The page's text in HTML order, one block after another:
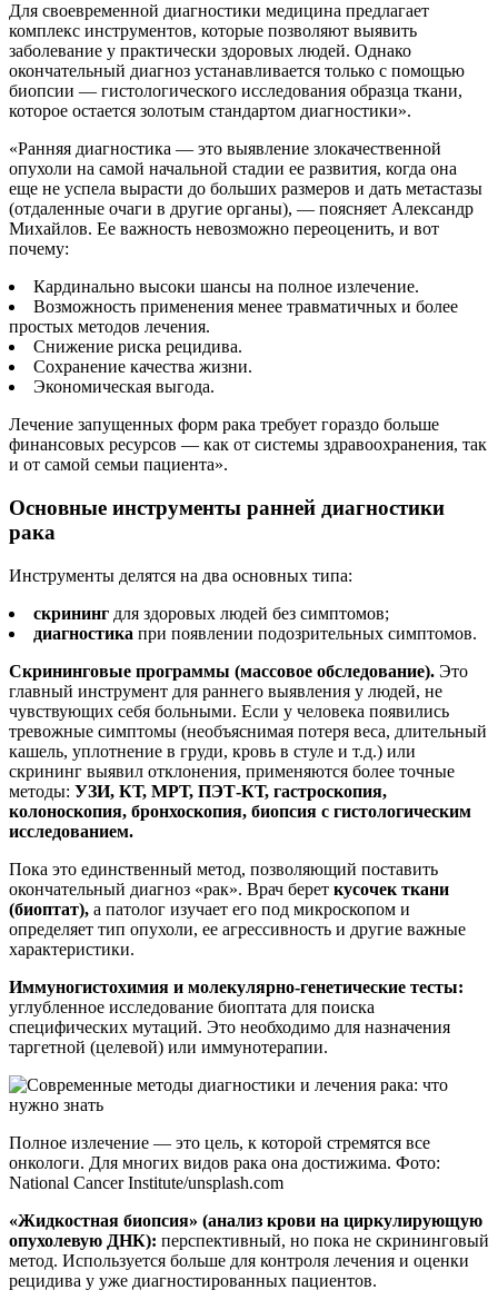
Для своевременной диагностики медицина предлагает
комплекс инструментов, которые позволяют выявить
заболевание у практически здоровых людей. Однако
окончательный диагноз устанавливается только с помощью
биопсии — гистологического исследования образца ткани,
которое остается золотым стандартом диагностики».
«Ранняя диагностика — это выявление злокачественной
опухоли на самой начальной стадии ее развития, когда она
еще не успела вырасти до больших размеров и дать метастазы
(отдаленные очаги в другие органы), — поясняет Александр
Михайлов. Ее важность невозможно переоценить, и вот
почему:
Кардинально высоки шансы на полное излечение.
Возможность применения менее травматичных и более
простых методов лечения.
Снижение риска рецидива.
Сохранение качества жизни.
Экономическая выгода.
Лечение запущенных форм рака требует гораздо больше
финансовых ресурсов — как от системы здравоохранения, так
и от самой семьи пациента».
Основные инструменты ранней диагностики
рака
Инструменты делятся на два основных типа:
скрининг для здоровых людей без симптомов;
диагностика при появлении подозрительных симптомов.
Скрининговые программы (массовое обследование). Это
главный инструмент для раннего выявления у людей, не
чувствующих себя больными. Если у человека появились
тревожные симптомы (необъяснимая потеря веса, длительный
кашель, уплотнение в груди, кровь в стуле и т.д.) или
скрининг выявил отклонения, применяются более точные
методы: УЗИ, КТ, МРТ, ПЭТ-КТ, гастроскопия,
колоноскопия, бронхоскопия, биопсия с гистологическим
исследованием.
Пока это единственный метод, позволяющий поставить
окончательный диагноз «рак». Врач берет кусочек ткани
(биоптат), а патолог изучает его под микроскопом и
определяет тип опухоли, ее агрессивность и другие важные
характеристики.
Иммуногистохимия и молекулярно-генетические тесты:
углубленное исследование биоптата для поиска
специфических мутаций. Это необходимо для назначения
таргетной (целевой) или иммунотерапии.
Полное излечение — это цель, к которой стремятся все
онкологи. Для многих видов рака она достижима. Фото:
National Cancer Institute/unsplash.com
«Жидкостная биопсия» (анализ крови на циркулирующую
опухолевую ДНК): перспективный, но пока не скрининговый
метод. Используется больше для контроля лечения и оценки
рецидива у уже диагностированных пациентов.